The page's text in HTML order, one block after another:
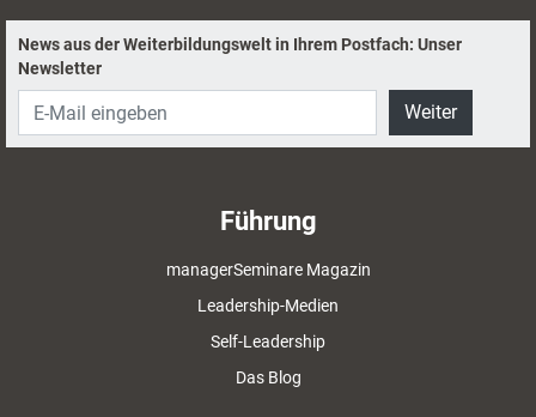
News aus der Weiterbildungswelt in Ihrem Postfach: Unser
Newsletter
Weiter
Führung
managerSeminare Magazin
Leadership-Medien
Self-Leadership
Das Blog